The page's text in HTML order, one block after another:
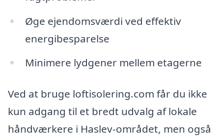
Øge ejendomsværdi ved effektiv
energibesparelse
Minimere lydgener mellem etagerne
Ved at bruge loftisolering.com får du ikke
kun adgang til et bredt udvalg af lokale
håndværkere i Haslev-området, men også